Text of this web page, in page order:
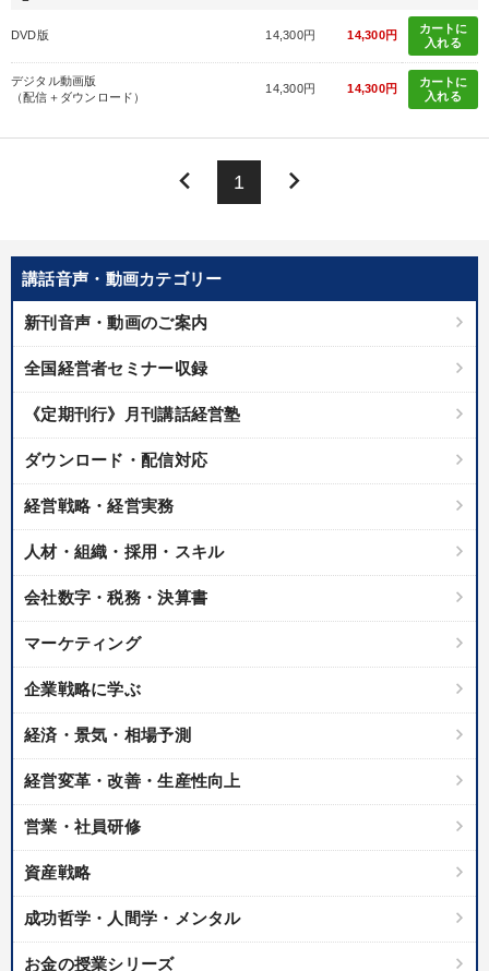
※「更新」を押すと「カテゴリー」「目的別」「キーワード」を更新いただけます。
local_offer タグから探す refresh 更新する
すべての音声・動画（全2076タイトル）からお探しいただけます
会長 両利きの経営 仕事術・ビジネスハック
スポーツ関連 対談・座談会 リベラルアーツ DX
運勢・先見 企業成長 営業力強化 マネジメント
新技術 インバウンド 労務問題・リスク対策
大竹愼一
※「更新」を押すと「タグ・キーワード」を更新いただけます。
講話音声・動画カテゴリー
新刊音声・動画のご案内
全国経営者セミナー収録
《定期刊行》月刊講話経営塾
ダウンロード・配信対応
経営戦略・経営実務
人材・組織・採用・スキル
会社数字・税務・決算書
マーケティング
企業戦略に学ぶ
経済・景気・相場予測
経営変革・改善・生産性向上
営業・社員研修
資産戦略
成功哲学・人間学・メンタル
お金の授業シリーズ
DVD版 14,300円 14,300円
カートに
入れる
デジタル動画版
（配信＋ダウンロード）
14,300円 14,300円
カートに
入れる
keyboard_arrow_left 1 keyboard_arrow_right